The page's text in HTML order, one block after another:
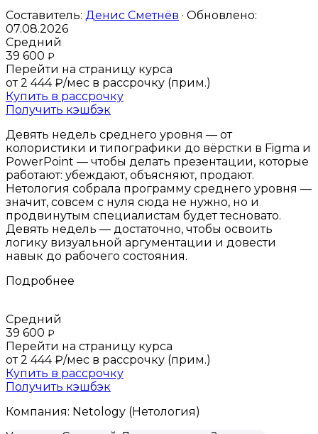
Составитель: Денис Сметнёв · Обновлено:
07.08.2026
Средний
39 600 ₽
Перейти на страницу курса
от 2 444 ₽/мес в рассрочку (прим.)
Купить в рассрочку
Получить кэшбэк
Девять недель среднего уровня — от
колористики и типографики до вёрстки в Figma и
PowerPoint — чтобы делать презентации, которые
работают: убеждают, объясняют, продают.
Нетология собрала программу среднего уровня —
значит, совсем с нуля сюда не нужно, но и
продвинутым специалистам будет тесновато.
Девять недель — достаточно, чтобы освоить
логику визуальной аргументации и довести
навык до рабочего состояния.
Подробнее
Средний
39 600 ₽
Перейти на страницу курса
от 2 444 ₽/мес в рассрочку (прим.)
Купить в рассрочку
Получить кэшбэк
Компания: Netology (Нетология)